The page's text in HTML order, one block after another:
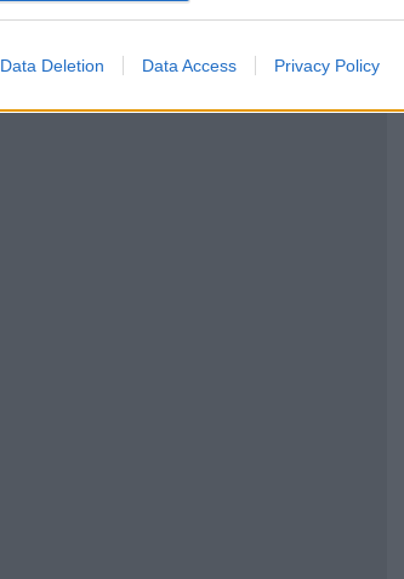
Data Deletion Data Access Privacy Policy